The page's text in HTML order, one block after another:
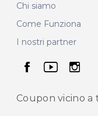
Chi siamo
Come Funziona
I nostri partner
seguici
Coupon vicino a